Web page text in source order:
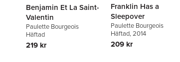
Benjamin Et La Saint-
Valentin
Paulette Bourgeois
Häftad
219 kr
Franklin Has a
Sleepover
Paulette Bourgeois
Häftad, 2014
209 kr